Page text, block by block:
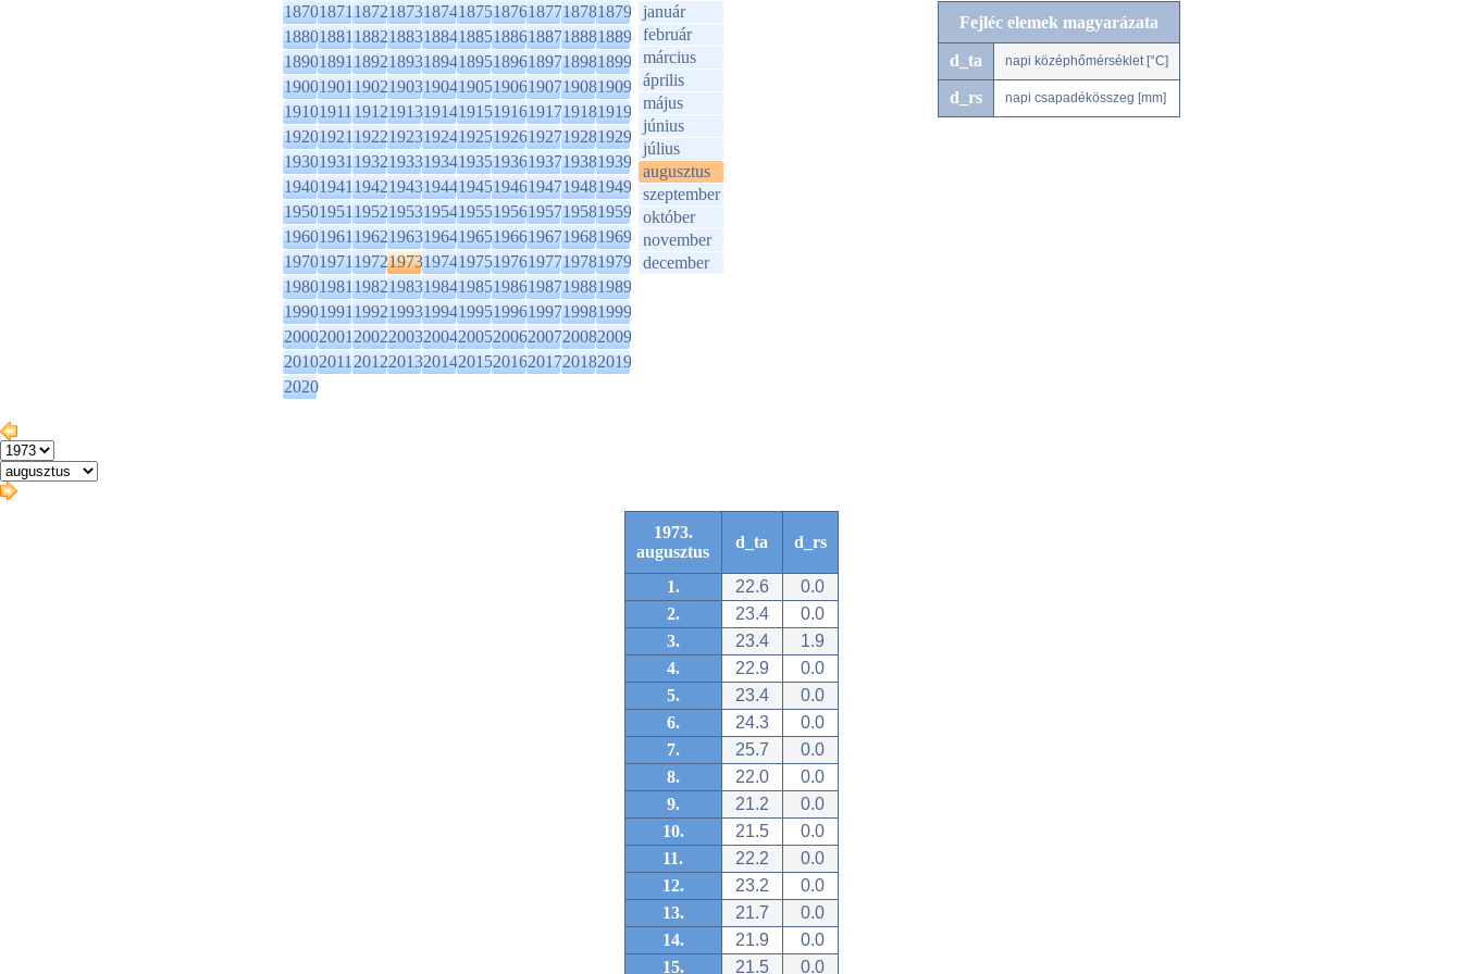
1870187118721873187418751876187718781879
1880188118821883188418851886188718881889
1890189118921893189418951896189718981899
1900190119021903190419051906190719081909
1910191119121913191419151916191719181919
1920192119221923192419251926192719281929
1930193119321933193419351936193719381939
1940194119421943194419451946194719481949
1950195119521953195419551956195719581959
1960196119621963196419651966196719681969
1970197119721973197419751976197719781979
1980198119821983198419851986198719881989
1990199119921993199419951996199719981999
2000200120022003200420052006200720082009
2010201120122013201420152016201720182019
2020
január
február
március
április
május
június
július
augusztus
szeptember
október
november
december
Fejléc elemek magyarázata
d_ta napi középhőmérséklet [°C]
d_rs napi csapadékösszeg [mm]
1973.
augusztus
d_ta d_rs
1. 22.6
0.0
2.
23.4
0.0
3.
23.4
1.9
4.
22.9
0.0
5.
23.4
0.0
6.
24.3
0.0
7.
25.7
0.0
8.
22.0
0.0
9.
21.2
0.0
10.
21.5
0.0
11.
22.2
0.0
12.
23.2
0.0
13.
21.7
0.0
14.
21.9
0.0
15.
21.5 0.0